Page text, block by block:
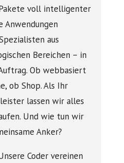
voll intelligenter
Anwendungen
aus
Bereichen – in
Ob webbasiert
ob Shop. Als Ihr
lassen wir alles
Und wie tun wir
Anker?
Coder vereinen